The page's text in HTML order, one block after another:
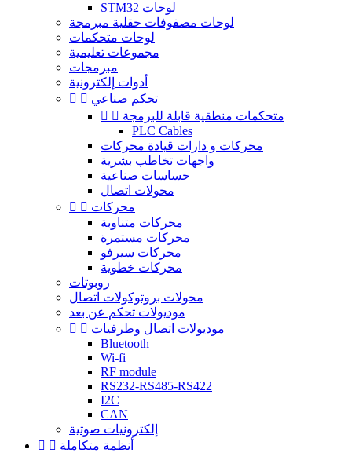
STM32 لوحات
لوحات مصفوفات حقلية مبرمجة
لوحات متحكمات
مجموعات تعليمية
مبرمجات
أدوات إلكترونية
  تحكم صناعي
  متحكمات منطقية قابلة للبرمجة
PLC Cables
محركات و دارات قيادة محركات
واجهات تخاطب بشرية
حساسات صناعية
محولات اتصال
  محركات
محركات متناوبة
محركات مستمرة
محركات سيرفو
محركات خطوية
روبوتات
محولات بروتوكولات اتصال
موديولات تحكم عن بعد
  موديولات اتصال وطرفيات
Bluetooth
Wi-fi
RF module
RS232-RS485-RS422
I2C
CAN
إلكترونيات صوتية
  أنظمة متكاملة